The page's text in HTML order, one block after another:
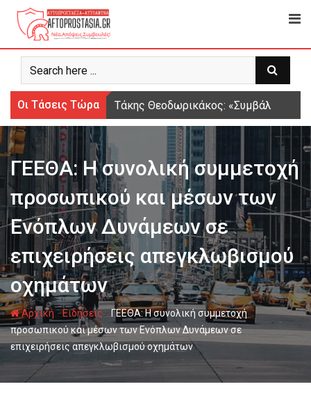
Ψάχνω
για...
Οι Τάσεις Τώρα Τάκης Θεοδωρικάκος: «Συμβάλλουμε
ΓΕΕΘΑ: Η συνολική συμμετοχή
προσωπικού και μέσων των
Ενόπλων Δυνάμεων σε
επιχειρήσεις απεγκλωβισμού
οχημάτων
Αρχική -Ειδήσεις-ΓΕΕΘΑ: Η συνολική συμμετοχή
προσωπικού και μέσων των Ενόπλων Δυνάμεων σε
επιχειρήσεις απεγκλωβισμού οχημάτων